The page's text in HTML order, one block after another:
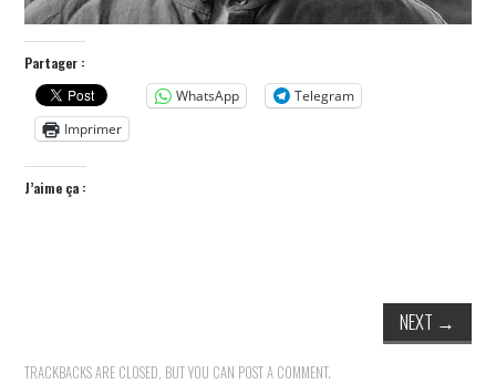
Partager :
WhatsApp
Telegram
Imprimer
J’aime ça :
NEXT →
TRACKBACKS ARE CLOSED, BUT YOU CAN POST A COMMENT.